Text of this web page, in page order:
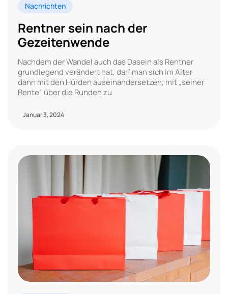
Nachrichten
Rentner sein nach der
Gezeitenwende
Nachdem der Wandel auch das Dasein als Rentner
grundlegend verändert hat, darf man sich im Alter
dann mit den Hürden auseinandersetzen, mit „seiner
Rente“ über die Runden zu
Januar 3, 2024